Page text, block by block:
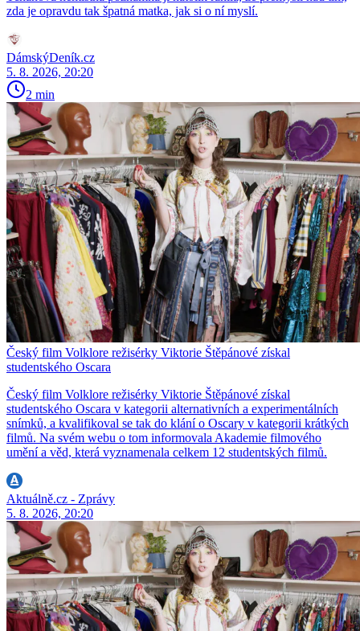
zda je opravdu tak špatná matka, jak si o ní myslí.
DámskýDeník.cz
5. 8. 2026, 20:20
2 min
Český film Volklore režisérky Viktorie Štěpánové získal
studentského Oscara
Český film Volklore režisérky Viktorie Štěpánové získal
studentského Oscara v kategorii alternativních a experimentálních
snímků, a kvalifikoval se tak do klání o Oscary v kategorii krátkých
filmů. Na svém webu o tom informovala Akademie filmového
umění a věd, která vyznamenala celkem 12 studentských filmů.
Aktuálně.cz - Zprávy
5. 8. 2026, 20:20